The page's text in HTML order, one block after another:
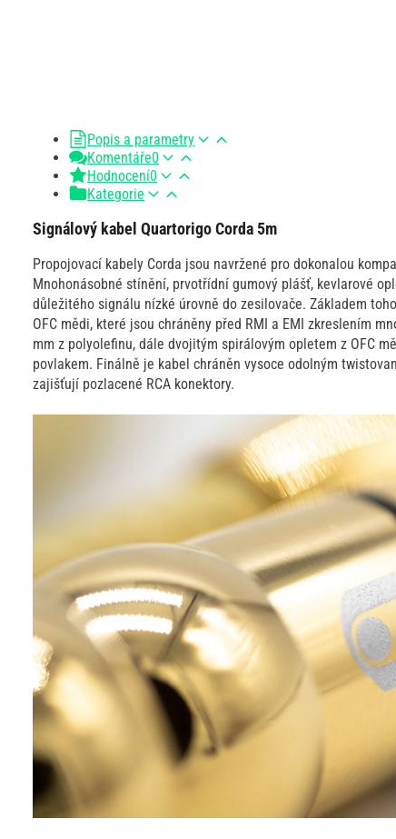
Popis a parametry
Komentáře0
Hodnocení0
Kategorie
Signálový kabel Quartorigo Corda 5m
Propojovací kabely Corda jsou navržené pro dokonalou
Mnohonásobné stínění, prvotřídní gumový plášť, kevlarové
důležitého signálu nízké úrovně do zesilovače. Základem
OFC mědi, které jsou chráněny před RMI a EMI zkreslením
mm z polyolefinu, dále dvojitým spirálovým opletem z OFC
povlakem. Finálně je kabel chráněn vysoce odolným
zajišťují pozlacené RCA konektory.